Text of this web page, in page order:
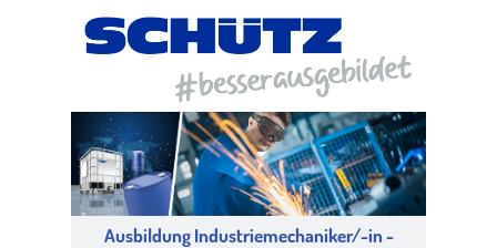
Ausbildung Industriemechaniker/-in -